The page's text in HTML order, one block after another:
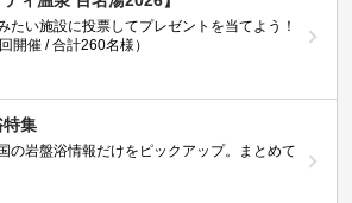
たい施設に投票してプレゼントを当てよう！
開催 / 合計260名様）
特集
の岩盤浴情報だけをピックアップ。まとめて